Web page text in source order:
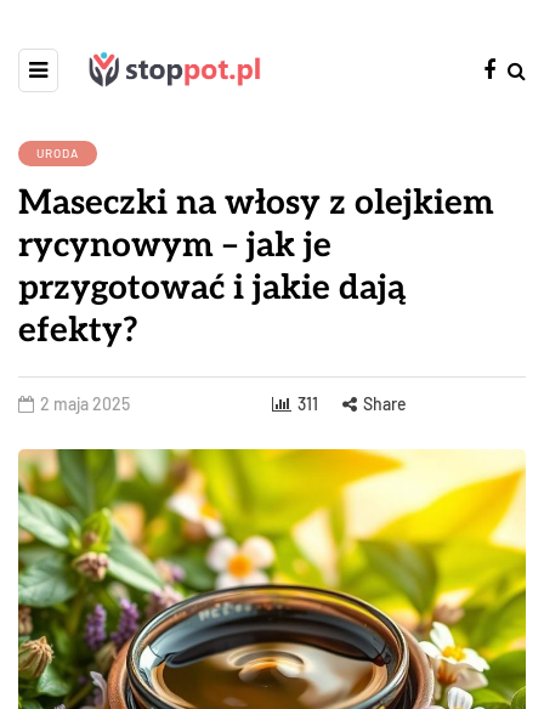
URODA
Maseczki na włosy z olejkiem
rycynowym – jak je
przygotować i jakie dają
efekty?
2 maja 2025 311 Share